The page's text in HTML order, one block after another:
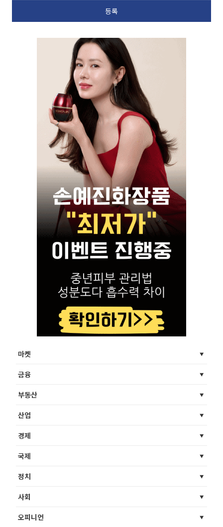
마켓
금융
부동산
산업
경제
국제
정치
사회
오피니언